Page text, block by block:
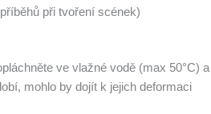
při tvoření scének)
ve vlažné vodě (max 50°C)
mohlo by dojít k jejich deformaci